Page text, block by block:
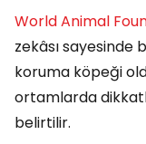
World Animal
zekâsı sayesinde
koruma köpeği
ortamlarda
belirtilir.